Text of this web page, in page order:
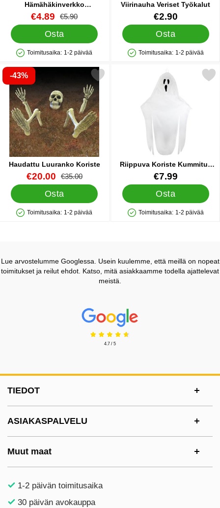
Hämähäkinverkko
Hämähäkeillä 200g
Tuote.nro 88521
uusi hinta
€4.89 vanha hinta
€5.90
Osta
Saatavuus: Varastossa
Toimitusaika: 1-2 päivää
Viirinauha Veriset Työkalut
Tuote.nro 38694
€2.90
Osta
Saatavuus: Varastossa
Toimitusaika: 1-2 päivää
-43%
Haudattu Luuranko Koriste
Tuote.nro 43156
uusi hinta
€20.00 vanha hinta
€35.00
Osta
Saatavuus: Varastossa
Toimitusaika: 1-2 päivää
Merkitse haudattu Luuranko Koriste suosikiksi
Riippuva Koriste Kummitus
2,1m
Tuote.nro 86951
€7.99
Osta
Saatavuus: Varastossa
Toimitusaika: 1-2 päivää
Merkitse riippuva Koriste
Lue arvostelumme Googlessa. Usein kuulemme, että meillä on nopeat
toimitukset ja reilut ehdot. Katso, mitä asiakkaamme todella ajattelevat
meistä.
Prisjakt Arvostelu: 4.7 Tähdet
4.7 / 5
TIEDOT
ASIAKASPALVELU
Muut maat
1-2 päivän toimitusaika
30 päivän avokauppa